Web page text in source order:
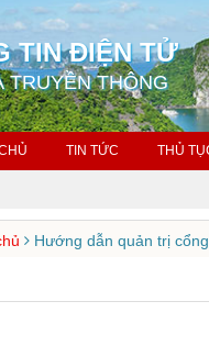
TIN ĐIỆN TỬ
TRUYỀN THÔNG
TIN TỨC THỦ
Hướng dẫn quản trị